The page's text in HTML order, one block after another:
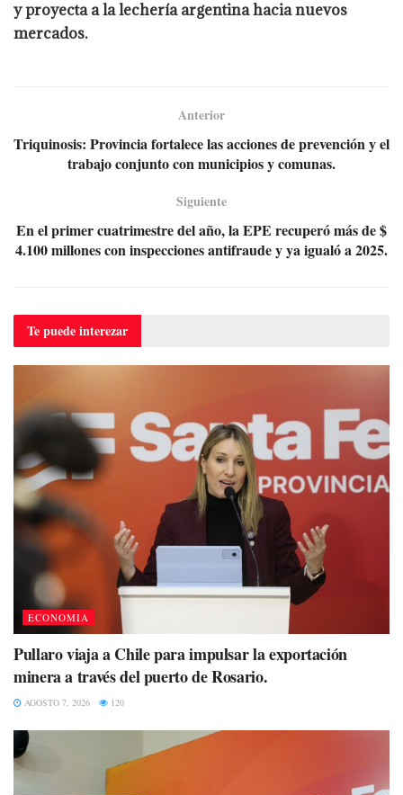
y proyecta a la lechería argentina hacia nuevos
mercados.
Anterior
Triquinosis: Provincia fortalece las acciones de prevención y el
trabajo conjunto con municipios y comunas.
Siguiente
En el primer cuatrimestre del año, la EPE recuperó más de $
4.100 millones con inspecciones antifraude y ya igualó a 2025.
Te puedeinterezar
ECONOMIA
Pullaro viaja a Chile para impulsar la exportación
minera a través del puerto de Rosario.
AGOSTO 7, 2026 120